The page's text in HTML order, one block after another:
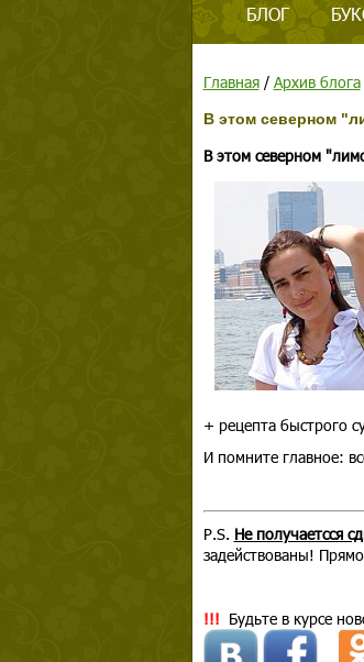
БЛОГ
Главная/ Архив блога
В этом северном
В этом северном
+ рецепта быстрого
И помните главное:
P.S. Не получаетсся
задействованы!
!!! Будьте в курсе